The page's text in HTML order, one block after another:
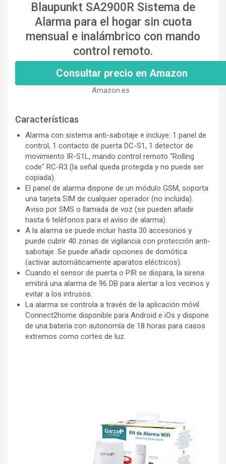
Blaupunkt SA2900R Sistema de
Alarma para el hogar sin cuota
mensual e inalámbrico con mando
control remoto.
Consultar precio en Amazon
Amazon.es
Características
Alarma con sistema anti-sabotaje e incluye: 1 panel de
control, 1 contacto de puerta DC-S1, 1 detector de
movimiento IR-S1L, mando control remoto "Rolling
code" RC-R3 (la señal queda protegida y no puede ser
copiada).
El panel de alarma dispone de un módulo GSM, soporta
una tarjeta SIM de cualquier operador (no incluida).
Aviso por SMS o llamada de voz (se pueden añadir
hasta 6 teléfonos para el aviso de alarma).
A la alarma se puede incluir hasta 30 accesorios y
puede cubrir 40 zonas de vigilancia con protección anti-
sabotaje. Se puede añadir opciones de domótica
(activar automáticamente aparatos eléctricos).
Cuando el sensor de puerta o PIR se dispara, la sirena
emitirá una alarma de 96 DB para alertar a los vecinos y
evitar a los intrusos.
La alarma se controla a través de la aplicación móvil
Connect2home disponible para Android e iOs y dispone
de una batería con autonomía de 18 horas para casos
extremos como cortes de luz.